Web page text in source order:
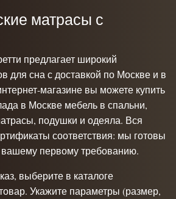
матрасы с
предлагает широкий
для сна с доставкой по Москве и в
магазине вы можете купить
в Москве мебель в спальни,
подушки и одеяла. Вся
соответствия: мы готовы
вашему первому требованию.
выберите в каталоге
Укажите параметры (размер,